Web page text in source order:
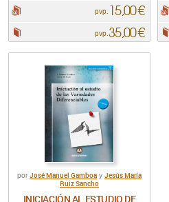
pvp. 15,00 €
pvp.35,00 €
por José Manuel Gamboay Jesús María
Ruiz Sancho
INICIACIÓN AL ESTUDIO DE